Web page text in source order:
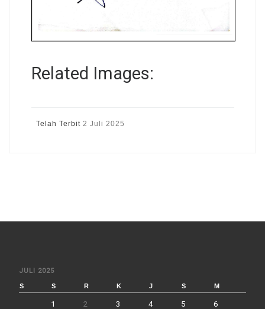
Related Images:
Telah Terbit 2 Juli 2025
JULI 2025
S S R K J S M
1 2 3 4 5 6